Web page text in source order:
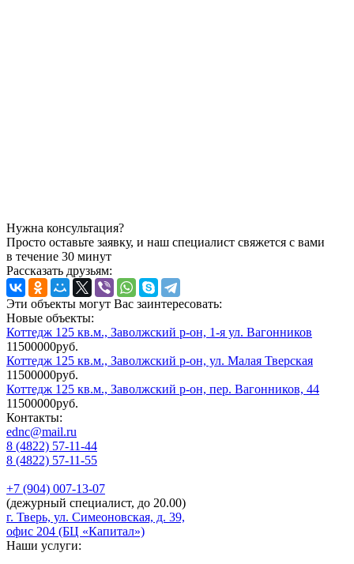
Нужна консультация?
Просто оставьте заявку, и наш специалист свяжется с вами
в течение 30 минут
Рассказать друзьям:
Эти объекты могут Вас заинтересовать:
Новые объекты:
Коттедж 125 кв.м., Заволжский р-он, 1-я ул. Вагонников
11500000руб.
Коттедж 125 кв.м., Заволжский р-он, ул. Малая Тверская
11500000руб.
Коттедж 125 кв.м., Заволжский р-он, пер. Вагонников, 44
11500000руб.
Контакты:
ednc@mail.ru
8 (4822) 57-11-44
8 (4822) 57-11-55
+7 (904) 007-13-07
(дежурный специалист, до 20.00)
г. Тверь, ул. Симеоновская, д. 39,
офис 204 (БЦ «Капитал»)
Наши услуги: